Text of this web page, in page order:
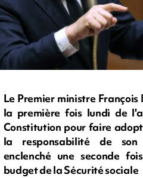
Le Premier ministre
la première fois lundi de
Constitution pour faire
la responsabilité de son
enclenché une seconde
budget de la Sécurité sociale